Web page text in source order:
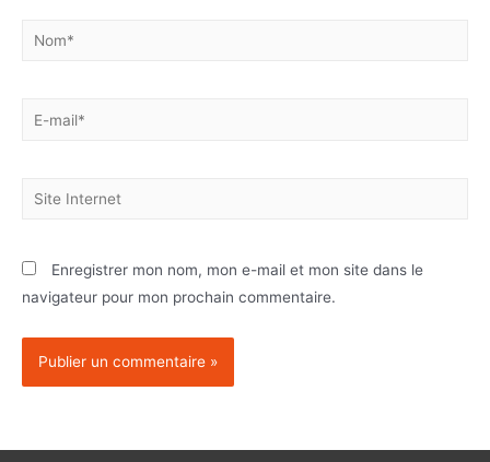
Enregistrer mon nom, mon e-mail et mon site dans le
navigateur pour mon prochain commentaire.